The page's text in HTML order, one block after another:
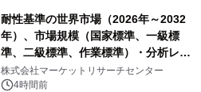
耐性基準の世界市場（2026年～2032
年）、市場規模（国家標準、一級標
準、二級標準、作業標準）・分析レポ
ートを発表
株式会社マーケットリサーチセンター
4時間前